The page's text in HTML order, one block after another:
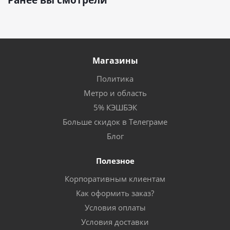
Магазины
Политика
Метро и область
5% КЭШБЭК
Больше скидок в Телеграме
Блог
Полезное
Корпоративным клиентам
Как оформить заказ?
Условия оплаты
Условия доставки